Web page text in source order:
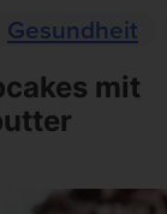
Gesundheit
mit